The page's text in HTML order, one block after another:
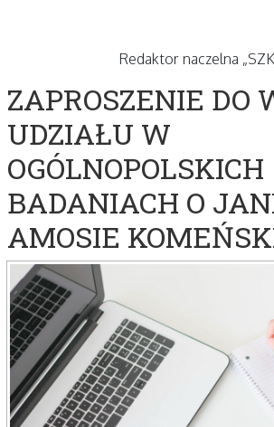
Redaktor naczelna
ZAPROSZENIE DO
UDZIAŁU W
OGÓLNOPOLSKICH
BADANIACH O
AMOSIE